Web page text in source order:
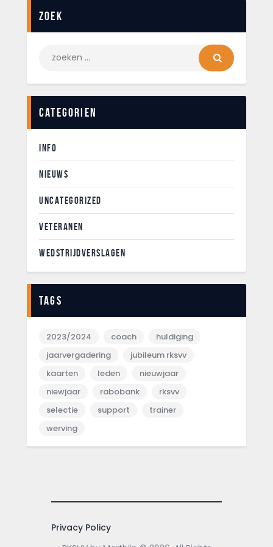
Zoek
Categorien
INFO
NIEUWS
UNCATEGORIZED
VETERANEN
WEDSTRIJDVERSLAGEN
Tags
2023/2024 coach
huldiging
jaarvergadering
jubileum rksvv
kaarten
leden
nieuwjaar
niewjaar
rabobank
rksvv
selectie
support
trainer
werving
Privacy Policy